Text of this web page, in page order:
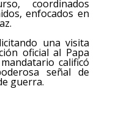
coordinados
enfocados en
una visita
oficial al Papa
calificó
señal de
guerra.